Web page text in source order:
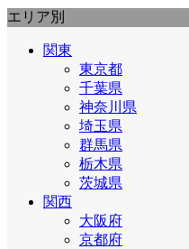
エリア別
関東
東京都
千葉県
神奈川県
埼玉県
群馬県
栃木県
茨城県
関西
大阪府
京都府